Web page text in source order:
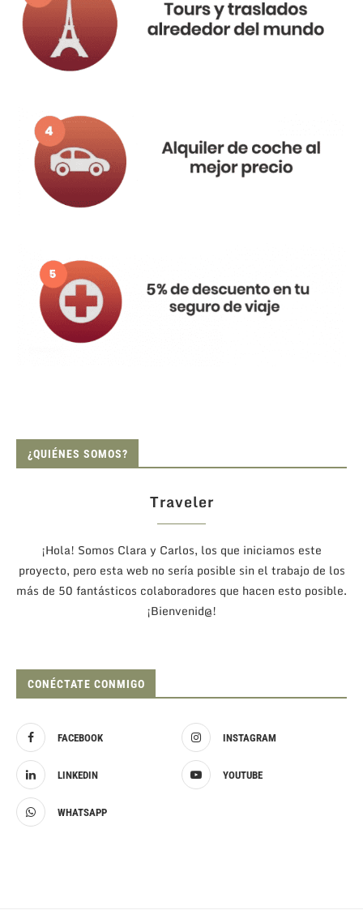
¿QUIÉNES SOMOS?
Traveler
¡Hola! Somos Clara y Carlos, los que iniciamos este
proyecto, pero esta web no sería posible sin el trabajo de los
más de 50 fantásticos colaboradores que hacen esto posible.
¡Bienvenid@!
CONÉCTATE CONMIGO
FACEBOOK INSTAGRAM
LINKEDIN YOUTUBE
WHATSAPP